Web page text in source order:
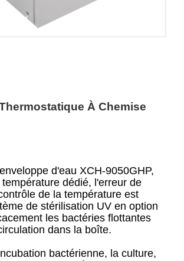
À Chemise
d'eau XCH-9050GHP,
dédié, l'erreur de
de la température est
de stérilisation UV en option
les bactéries flottantes
dans la boîte.
bactérienne, la culture,